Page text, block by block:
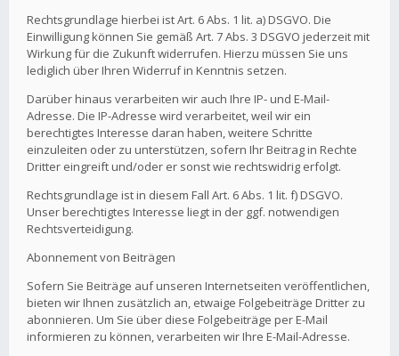
Rechtsgrundlage hierbei ist Art. 6 Abs. 1 lit. a) DSGVO. Die
Einwilligung können Sie gemäß Art. 7 Abs. 3 DSGVO jederzeit mit
Wirkung für die Zukunft widerrufen. Hierzu müssen Sie uns
lediglich über Ihren Widerruf in Kenntnis setzen.
Darüber hinaus verarbeiten wir auch Ihre IP- und E-Mail-
Adresse. Die IP-Adresse wird verarbeitet, weil wir ein
berechtigtes Interesse daran haben, weitere Schritte
einzuleiten oder zu unterstützen, sofern Ihr Beitrag in Rechte
Dritter eingreift und/oder er sonst wie rechtswidrig erfolgt.
Rechtsgrundlage ist in diesem Fall Art. 6 Abs. 1 lit. f) DSGVO.
Unser berechtigtes Interesse liegt in der ggf. notwendigen
Rechtsverteidigung.
Abonnement von Beiträgen
Sofern Sie Beiträge auf unseren Internetseiten veröffentlichen,
bieten wir Ihnen zusätzlich an, etwaige Folgebeiträge Dritter zu
abonnieren. Um Sie über diese Folgebeiträge per E-Mail
informieren zu können, verarbeiten wir Ihre E-Mail-Adresse.